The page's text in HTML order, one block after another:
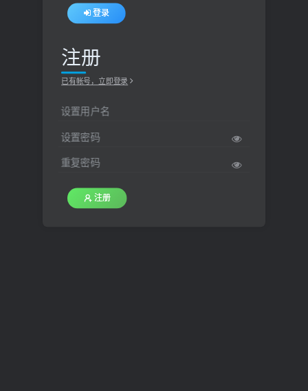
登录
注册
已有帐号，立即登录
设置用户名
设置密码
重复密码
注册